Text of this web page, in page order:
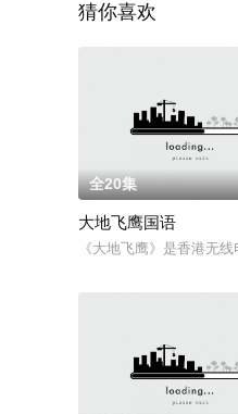
猜你喜欢
全20集
大地飞鹰国语
《大地飞鹰》是香港无